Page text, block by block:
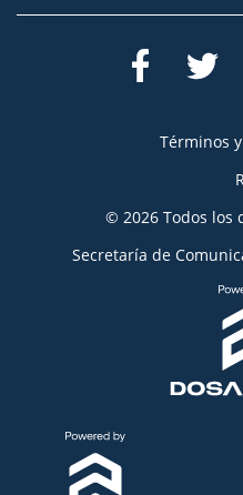
Términos
© 2026 Todos los
Secretaría de